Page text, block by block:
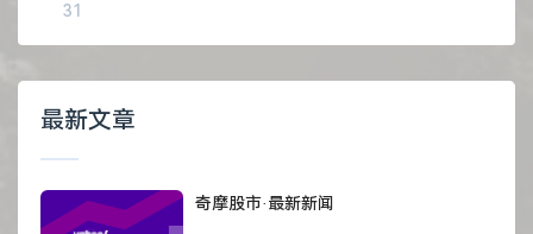
31
最新文章
奇摩股市·最新新闻